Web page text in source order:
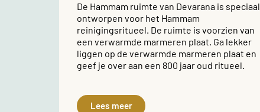
De Hammam ruimte van Devarana is speciaal
ontworpen voor het Hammam
reinigingsritueel. De ruimte is voorzien van
een verwarmde marmeren plaat. Ga lekker
liggen op de verwarmde marmeren plaat en
geef je over aan een 800 jaar oud ritueel.
Lees meer